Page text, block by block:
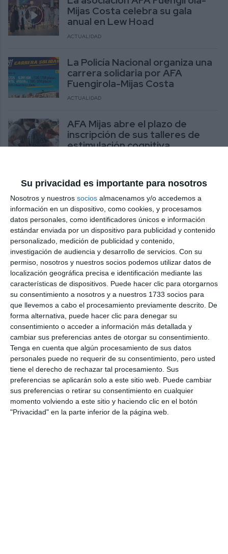
Su privacidad es importante para nosotros
Nosotros y nuestros socios almacenamos y/o accedemos a
información en un dispositivo, como cookies, y procesamos
datos personales, como identificadores únicos e información
estándar enviada por un dispositivo para publicidad y contenido
personalizado, medición de publicidad y contenido,
investigación de audiencia y desarrollo de servicios. Con su
permiso, nosotros y nuestros socios podemos utilizar datos de
localización geográfica precisa e identificación mediante las
características de dispositivos. Puede hacer clic para otorgarnos
su consentimiento a nosotros y a nuestros 1733 socios para
que llevemos a cabo el procesamiento previamente descrito. De
forma alternativa, puede hacer clic para denegar su
consentimiento o acceder a información más detallada y
cambiar sus preferencias antes de otorgar su consentimiento.
Tenga en cuenta que algún procesamiento de sus datos
personales puede no requerir de su consentimiento, pero usted
tiene el derecho de rechazar tal procesamiento. Sus
preferencias se aplicarán solo a este sitio web. Puede cambiar
sus preferencias o retirar su consentimiento en cualquier
momento volviendo a este sitio y haciendo clic en el botón
"Privacidad" en la parte inferior de la página web.
Mijas Costa celebra su gala
anual en Lew Hoad
ACTUALIDAD
La Policía Nacional organiza una
carrera solidaria por AFA
Fuengirola-Mijas Costa
ACTUALIDAD
AFA Mijas abre el plazo de
inscripción de sus talleres de
estimulación cognitiva
Los vecinos de La Alquería
celebran un día de convivencia a
beneficio de AFA Mijas
ACTUALIDAD
La AV Loma de La Alquería
organiza el día 27 una fiesta
solidaria a beneficio de AFA
Mijas
ACTUALIDAD
Todo listo para celebrar este
martes la Noche de San Juan en
Mijas
ACTUALIDAD
AFA Mijas organiza un curso de
formación para los voluntarios
juveniles
ACTUALIDAD